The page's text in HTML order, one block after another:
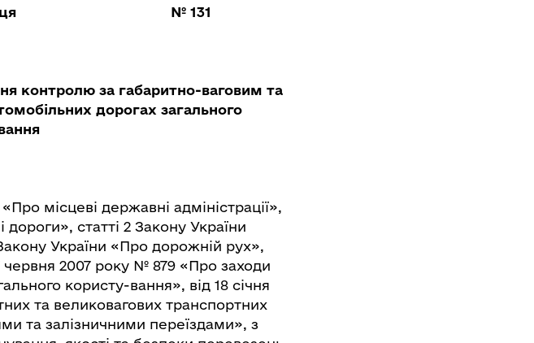
№ 131
контролю за габаритно-ваговим та
дорогах загального
місцеві державні адміністрації»,
дороги», статті 2 Закону України
України «Про дорожній рух»,
червня 2007 року № 879 «Про заходи
користу-вання», від 18 січня
та великовагових транспортних
та залізничними переїздами», з